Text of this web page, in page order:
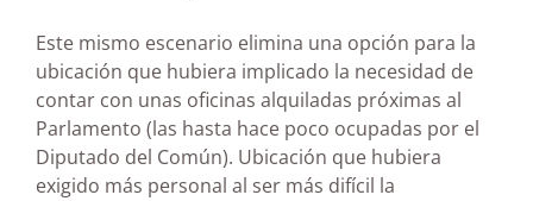
Este mismo escenario elimina una opción para la
ubicación que hubiera implicado la necesidad de
contar con unas oficinas alquiladas próximas al
Parlamento (las hasta hace poco ocupadas por el
Diputado del Común). Ubicación que hubiera
exigido más personal al ser más difícil la